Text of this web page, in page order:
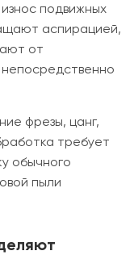
подвижных
аспирацией,
от
фрезы, цанг,
требует
обычного
пыли